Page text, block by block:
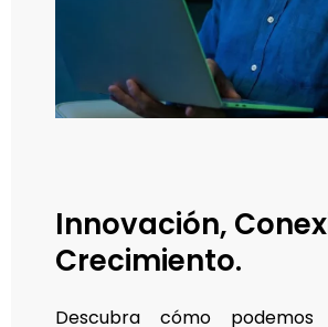
Innovación,
Crecimiento.
Descubra cómo